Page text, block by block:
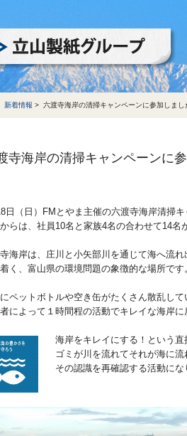
新着情報 > 六渡寺海岸の清掃キャンペーンに参加しまし
寺海岸の清掃キャンペーンに参
日（日）FMとやま主催の六渡寺海岸清掃キ
らは、社員10名と家族4名の合わせて14名
海岸は、庄川と小矢部川を通じて海へ流
く、富山県の環境問題の象徴的な場所です
ペットボトルや空き缶がたくさん散乱し
によって１時間程の活動でキレイな海岸に
海岸をキレイにする！という直
ゴミが川を流れてそれが海に
その認識を再確認する活動にな